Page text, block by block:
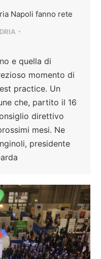
Napoli fanno rete
e quella di
momento di
practice. Un
che, partito il 16
direttivo
mesi. Ne
presidente